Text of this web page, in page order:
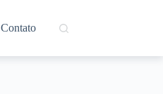
Contato